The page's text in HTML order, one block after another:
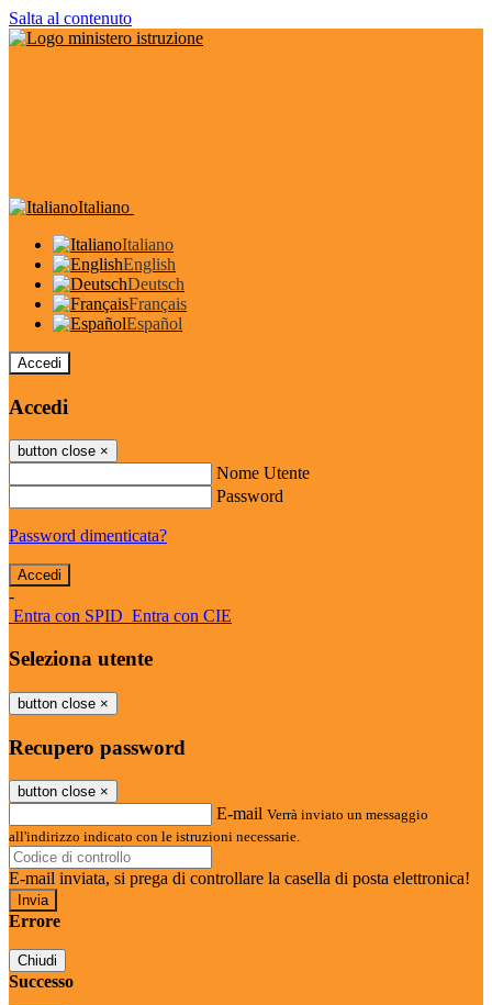
Salta al contenuto
Italiano
Italiano
English
Deutsch
Français
Español
Accedi
Accedi
button close ×
Nome Utente
Password
Password dimenticata?
-
Entra con SPID Entra con CIE
Seleziona utente
button close ×
Recupero password
button close ×
E-mail Verrà inviato un messaggio
all'indirizzo indicato con le istruzioni necessarie.
E-mail inviata, si prega di controllare la casella di posta elettronica!
Errore
Chiudi
Successo